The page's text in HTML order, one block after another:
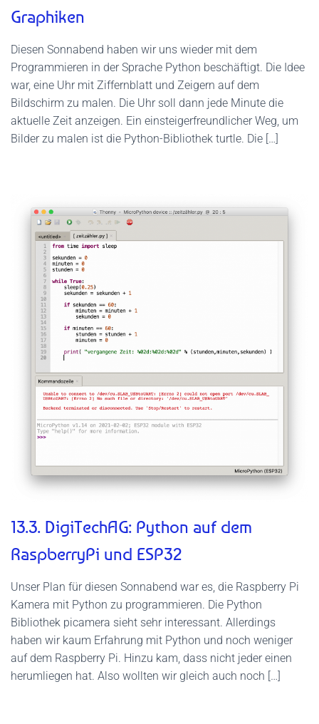
Graphiken
Diesen Sonnabend haben wir uns wieder mit dem
Programmieren in der Sprache Python beschäftigt. Die Idee
war, eine Uhr mit Ziffernblatt und Zeigern auf dem
Bildschirm zu malen. Die Uhr soll dann jede Minute die
aktuelle Zeit anzeigen. Ein einsteigerfreundlicher Weg, um
Bilder zu malen ist die Python-Bibliothek turtle. Die […]
13.3. DigiTechAG: Python auf dem
RaspberryPi und ESP32
Unser Plan für diesen Sonnabend war es, die Raspberry Pi
Kamera mit Python zu programmieren. Die Python
Bibliothek picamera sieht sehr interessant. Allerdings
haben wir kaum Erfahrung mit Python und noch weniger
auf dem Raspberry Pi. Hinzu kam, dass nicht jeder einen
herumliegen hat. Also wollten wir gleich auch noch […]